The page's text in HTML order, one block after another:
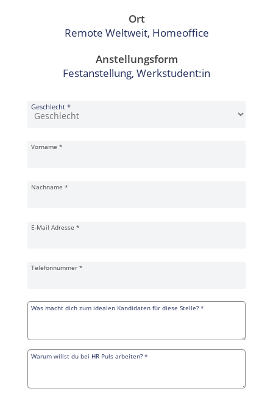
Ort
Remote Weltweit, Homeoffice
Anstellungsform
Festanstellung, Werkstudent:in
Bewerbungsformular
Geschlecht *
Vorname *
Nachname *
E-Mail Adresse *
Telefonnummer *
Was macht dich zum idealen Kandidaten für diese Stelle? *
Warum willst du bei HR Puls arbeiten? *